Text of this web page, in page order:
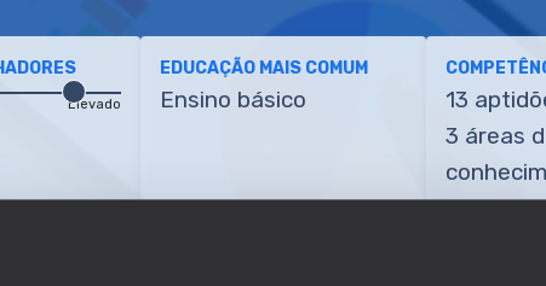
Elevado
EDUCAÇÃO MAIS COMUM
Ensino básico
13
3 áreas